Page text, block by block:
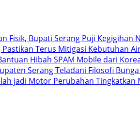
Fisik, Bupati Serang Puji Kegigihan
Terus Mitigasi Kebutuhan
Hibah SPAM Mobile dari
Serang Teladani Filosofi
jadi Motor Perubahan Tingkatkan